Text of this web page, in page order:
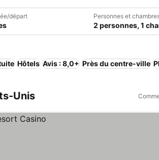
départ Personnes et
2 personnes, 1
Hôtels Avis : 8,0+ Près du centre-ville
Unis